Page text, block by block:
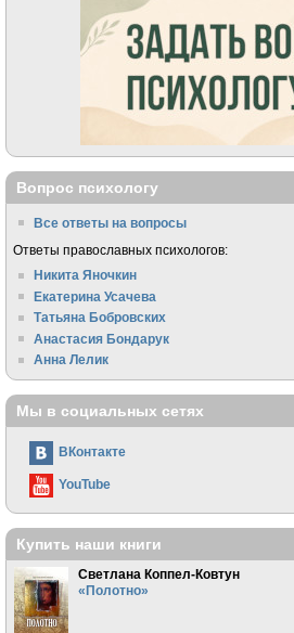
Вопрос психологу
Все ответы на вопросы
Ответы православных психологов:
Никита Яночкин
Екатерина Усачева
Татьяна Бобровских
Анастасия Бондарук
Анна Лелик
Мы в социальных сетях
ВКонтакте
YouTube
Купить наши книги
Светлана Коппел-Ковтун
«Полотно»